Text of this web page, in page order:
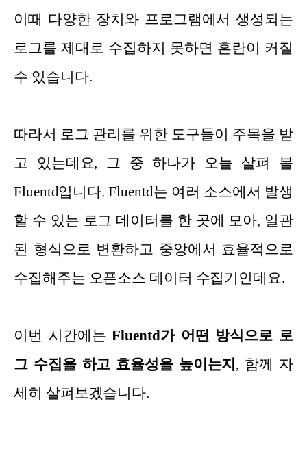
이때 다양한 장치와 프로그램에서 생성되는
로그를 제대로 수집하지 못하면 혼란이 커질
수 있습니다.
따라서 로그 관리를 위한 도구들이 주목을 받
고 있는데요, 그 중 하나가 오늘 살펴 볼
Fluentd입니다. Fluentd는 여러 소스에서 발생
할 수 있는 로그 데이터를 한 곳에 모아, 일관
된 형식으로 변환하고 중앙에서 효율적으로
수집해주는 오픈소스 데이터 수집기인데요.
이번 시간에는Fluentd가 어떤 방식으로 로
그 수집을 하고 효율성을 높이는지 , 함께 자
세히 살펴보겠습니다.